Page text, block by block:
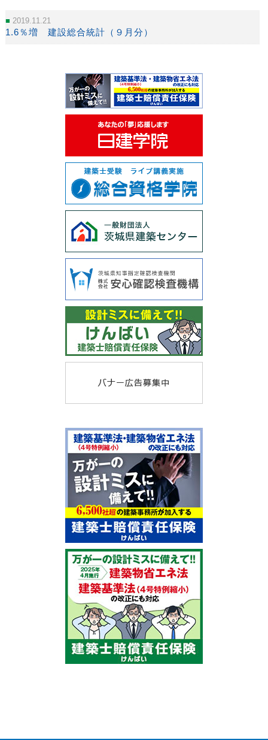
2019.11.21
1.6％増 建設総合統計（９月分）